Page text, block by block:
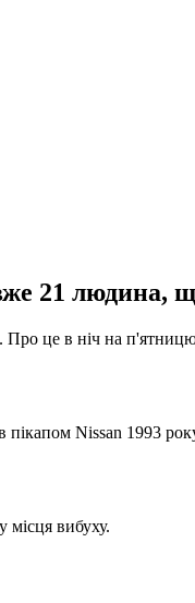
21 людина,
Про це в ніч на
Nissan 1993
місця вибуху.